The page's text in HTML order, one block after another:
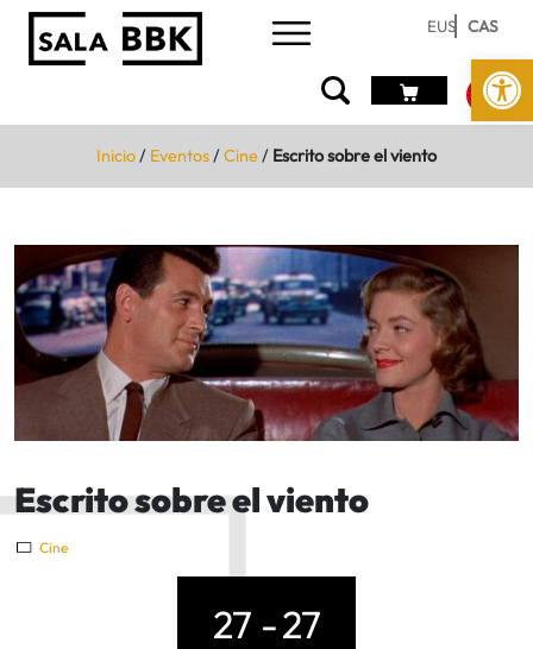
Abrir
EUS CAS
Inicio/ Eventos/Cine/ Escrito sobre el viento
Escrito sobre el viento
Cine
27 -27